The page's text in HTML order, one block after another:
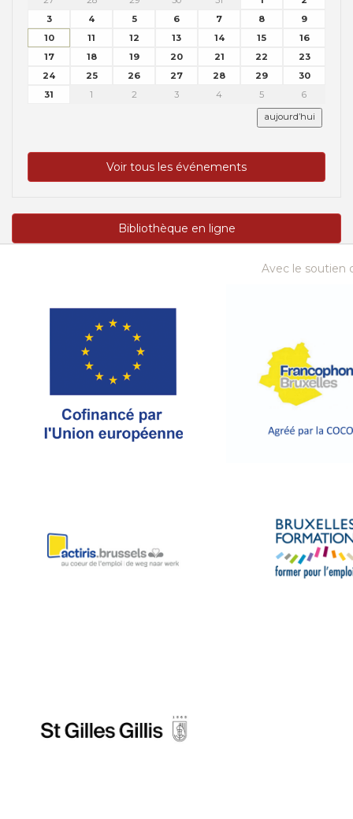
3
4 5 6 7 8
9
10
11 12 13 14 15
16
17
18 19 20 21 22
23
24
25 26 27 28 29
30
31
1 2 3 4 5 6
aujourd’hui
Voir tous les événements
Bibliothèque en ligne
Avec le soutien